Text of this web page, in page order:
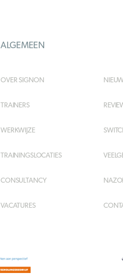
ALGEMEEN
OVER SIGNON
TRAINERS
WERKWIJZE
TRAININGSLOCATIES
CONSULTANCY
VACATURES